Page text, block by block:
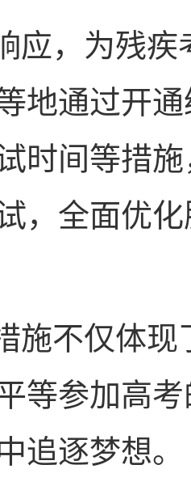
应，为残
地通过开
时间等措
，全面优
施不仅体
等参加高
追逐梦想。